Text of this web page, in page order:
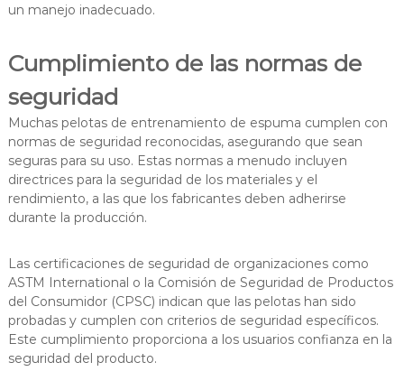
un manejo inadecuado.
Cumplimiento de las normas de
seguridad
Muchas pelotas de entrenamiento de espuma cumplen con
normas de seguridad reconocidas, asegurando que sean
seguras para su uso. Estas normas a menudo incluyen
directrices para la seguridad de los materiales y el
rendimiento, a las que los fabricantes deben adherirse
durante la producción.
Las certificaciones de seguridad de organizaciones como
ASTM International o la Comisión de Seguridad de Productos
del Consumidor (CPSC) indican que las pelotas han sido
probadas y cumplen con criterios de seguridad específicos.
Este cumplimiento proporciona a los usuarios confianza en la
seguridad del producto.